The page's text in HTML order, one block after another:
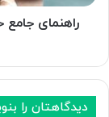
قبل
تاپ
بدانید
راهنمای
دیدگاهتان را